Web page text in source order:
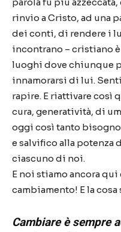
rinvio a Cristo, ad una
dei conti, di rendere i
incontrano – cristiano
luoghi dove chiunque
innamorarsi di lui.
rapire. E riattivare così
cura, generatività, di
oggi così tanto
e salvifico alla potenza
ciascuno di noi.
E noi stiamo ancora
cambiamento! E la
Cambiare è sempre